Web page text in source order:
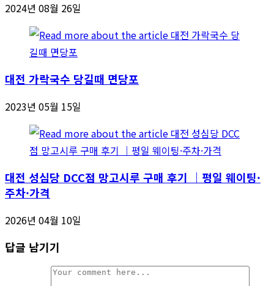
2024년 08월 26일
대전 가락국수 당길때 면당포
2023년 05월 15일
대전 성심당 DCC점 망고시루 구매 후기 ｜평일 웨이팅·
주차·가격
2026년 04월 10일
답글 남기기